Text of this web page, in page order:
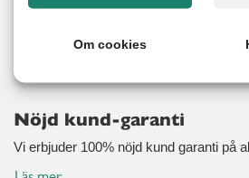
anhörig, som inte längre har
fram en lösning för just dina behov.
Nöjd kund-garanti
Vi erbjuder 100% nöjd kund garanti på
Om cookies